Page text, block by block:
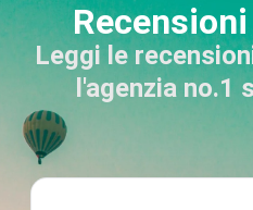
Leggi le
l'agenzia no.1